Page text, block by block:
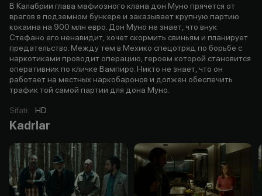
В Калабрии глава мафиозного клана дон Муно прячется от
врагов в подземном бункере и заказывает крупную партию
кокаина на 900 млн евро. Дон Муно не знает, что внук
Стефано его ненавидит, хочет скормить свиньям и планирует
предательство. Между тем в Мехико спецотряд по борьбе с
наркотиками проводит операцию, героем которой становится
оперативник по кличке Вампиро. Никто не знает, что он
работает на местных наркобаронов и должен обеспечить
трафик той самой партии для дона Муно.
Sifati: HD
Kadrlar